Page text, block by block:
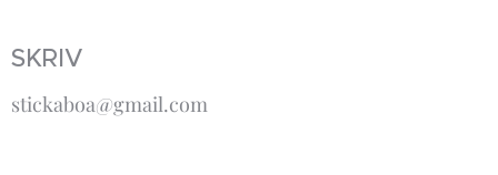
SKRIV
stickaboa@gmail.com